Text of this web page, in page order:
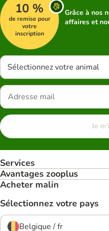
10 %
de remise pour
votre
inscription
Grâce à nos
affaires et
Sélectionnez votre animal
Je
Services
Avantages zooplus
Acheter malin
Sélectionnez votre pays
Belgique / fr